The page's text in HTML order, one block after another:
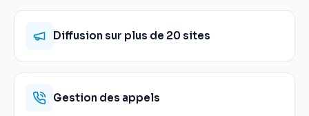
Diffusion sur plus de 20 sites
Gestion des appels